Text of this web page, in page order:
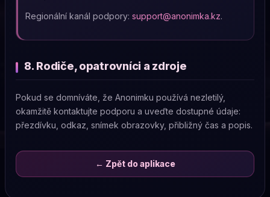
Regionální kanál podpory: support@anonimka.kz.
8. Rodiče, opatrovníci a zdroje
Pokud se domníváte, že Anonimku používá nezletilý,
okamžitě kontaktujte podporu a uveďte dostupné údaje:
přezdívku, odkaz, snímek obrazovky, přibližný čas a popis.
← Zpět do aplikace